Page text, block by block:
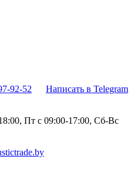
92-52
Написать в Telegram
Пт с 09:00-17:00, Сб-Вс